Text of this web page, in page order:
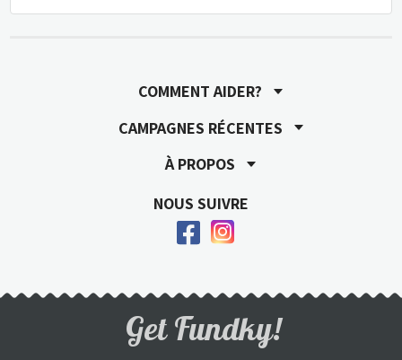
COMMENT AIDER?
CAMPAGNES RÉCENTES
À PROPOS
NOUS SUIVRE
Get Fundky!